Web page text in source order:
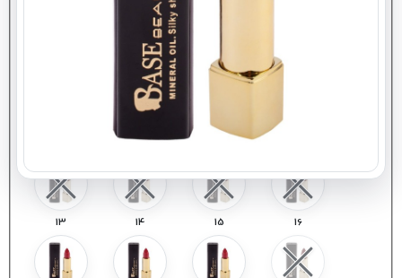
06 07
10
13 14 15 16